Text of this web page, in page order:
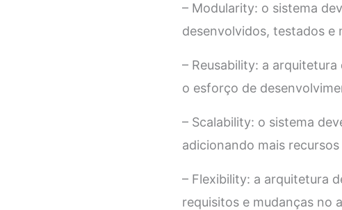
– Modularity: o sistema
desenvolvidos, testados e
– Reusability: a
o esforço de
– Scalability: o sistema
adicionando mais
– Flexibility: a arquitetura
requisitos e mudanças no